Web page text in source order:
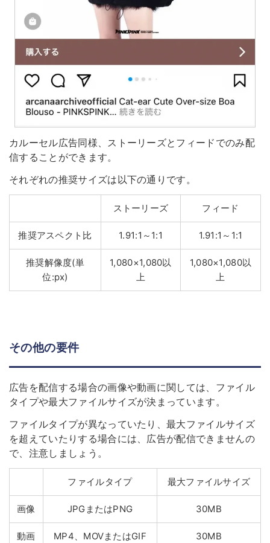
カルーセル広告同様、ストーリーズとフィードでのみ配
信することができます。
それぞれの推奨サイズは以下の通りです。
ストーリーズ フィード
推奨アスペクト比 1.91:1～1:1 1.91:1～1:1
推奨解像度(単
位:px)
1,080×1,080以
上
1,080×1,080以
上
その他の要件
広告を配信する場合の画像や動画に関しては、ファイル
タイプや最大ファイルサイズが決まっています。
ファイルタイプが異なっていたり、最大ファイルサイズ
を超えていたりする場合には、広告が配信できませんの
で、注意しましょう。
ファイルタイプ 最大ファイルサイズ
画像 JPGまたはPNG 30MB
動画 MP4、MOVまたはGIF 30MB